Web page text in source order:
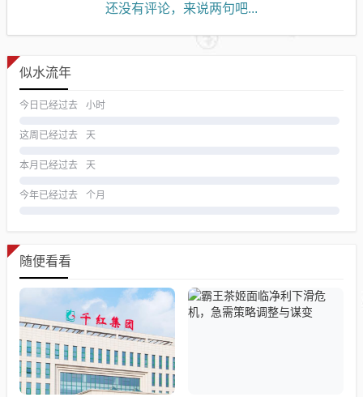
还没有评论，来说两句吧...
似水流年
今日已经过去 小时
这周已经过去 天
本月已经过去 天
今年已经过去 个月
随便看看